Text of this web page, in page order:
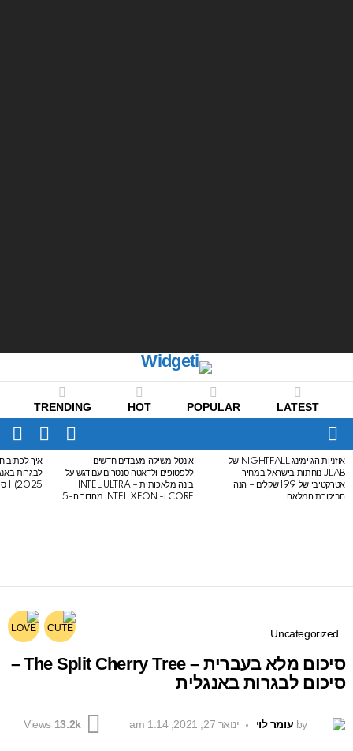
LATEST
POPULAR
HOT
TRENDING
Menu
SWITCH
SKIN
LATEST
STORIES
אוזניות הגיימינג NIGHTFALL של
JLAB נוחתות בישראל במחיר
אטרקטיבי של 199 שקלים – הנה
הביקורת המלאה
אינטל משיקה מעבדים חדשים
ללפטופים ולדאטה סנטרים עם דגש על
בינה מלאכותית – INTEL ULTRA
CORE ו- INTEL XEON מהדור ה-5
איך לכתוב
2025) | סיכום לבגרות באנגלית
Uncategorized
סיכום מלא בעברית – The Split Cherry Tree –
סיכום לבגרות באנגלית
by עומר לוי ינואר 27, 2021, 1:14 am 13.2k
Views